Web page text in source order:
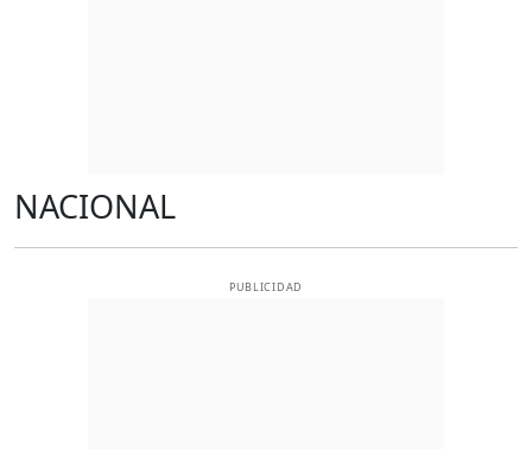
NACIONAL
PUBLICIDAD